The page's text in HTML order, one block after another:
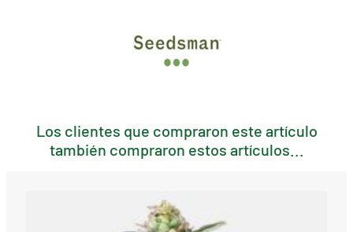
Los clientes que compraron este artículo
también compraron estos artículos...